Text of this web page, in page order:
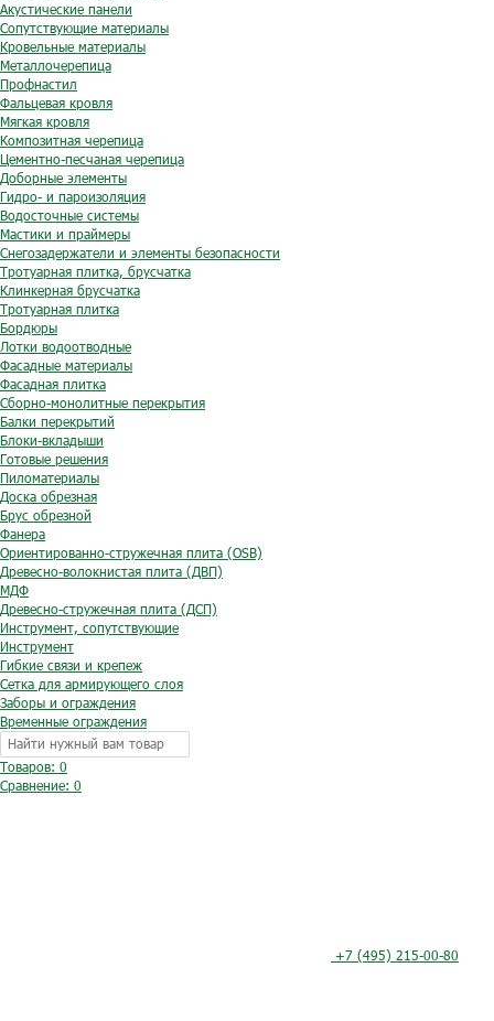
Акустические панели
Сопутствующие материалы
Кровельные материалы
Металлочерепица
Профнастил
Фальцевая кровля
Мягкая кровля
Композитная черепица
Цементно-песчаная черепица
Доборные элементы
Гидро- и пароизоляция
Водосточные системы
Мастики и праймеры
Снегозадержатели и элементы безопасности
Тротуарная плитка, брусчатка
Клинкерная брусчатка
Тротуарная плитка
Бордюры
Лотки водоотводные
Фасадные материалы
Фасадная плитка
Сборно-монолитные перекрытия
Балки перекрытий
Блоки-вкладыши
Готовые решения
Пиломатериалы
Доска обрезная
Брус обрезной
Фанера
Ориентированно-стружечная плита (OSB)
Древесно-волокнистая плита (ДВП)
МДФ
Древесно-стружечная плита (ДСП)
Инструмент, сопутствующие
Инструмент
Гибкие связи и крепеж
Сетка для армирующего слоя
Заборы и ограждения
Временные ограждения
Товаров: 0
Сравнение: 0
+7 (495) 215-00-80